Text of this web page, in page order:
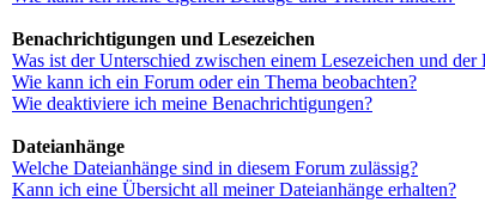
Benachrichtigungen und Lesezeichen
Was ist der Unterschied zwischen einem Lesezeichen und
Wie kann ich ein Forum oder ein Thema beobachten?
Wie deaktiviere ich meine Benachrichtigungen?
Dateianhänge
Welche Dateianhänge sind in diesem Forum zulässig?
Kann ich eine Übersicht all meiner Dateianhänge erhalten?